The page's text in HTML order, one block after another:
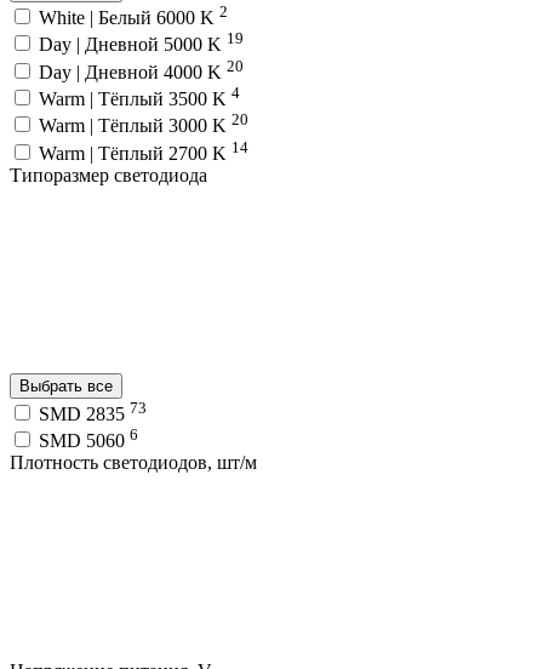
White | Белый 6000 K 2
Day | Дневной 5000 K 19
Day | Дневной 4000 K 20
Warm | Тёплый 3500 K 4
Warm | Тёплый 3000 K 20
Warm | Тёплый 2700 K 14
Типоразмер светодиода
Выбрать все
SMD 2835 73
SMD 5060 6
Плотность светодиодов, шт/м